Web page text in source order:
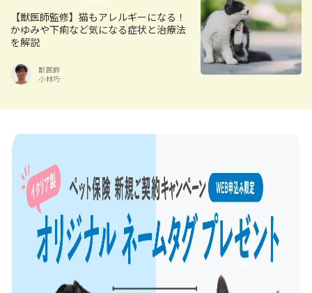
【獣医師監修】猫もアレルギーになる！
かゆみや下痢など気になる症状と治療法
を解説
獣医師
小林巧